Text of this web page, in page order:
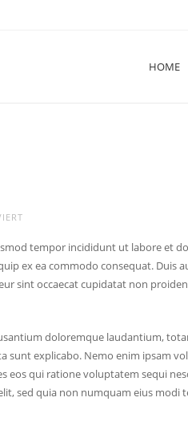
HOME
TO
SCHOOL
tempor incididunt ut labore et
ex ea commodo consequat. Duis
sint occaecat cupidatat non
doloremque laudantium,
sunt explicabo. Nemo enim ipsam
qui ratione voluptatem sequi
sed quia non numquam eius